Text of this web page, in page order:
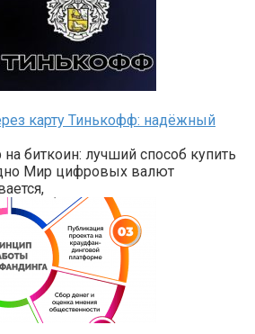
карту Тинькофф: надёжный
биткоин: лучший способ купить
Мир цифровых валют